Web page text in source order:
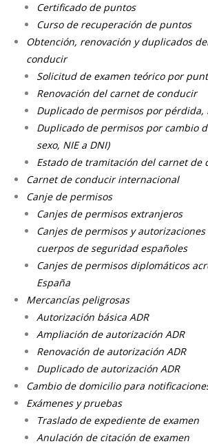
Certificado de puntos
Curso de recuperación de puntos
Obtención, renovación y duplicados
conducir
Solicitud de examen teórico por
Renovación del carnet de conducir
Duplicado de permisos por pérdida,
Duplicado de permisos por cambio
sexo, NIE a DNI)
Estado de tramitación del carnet de
Carnet de conducir internacional
Canje de permisos
Canjes de permisos extranjeros
Canjes de permisos y
cuerpos de seguridad españoles
Canjes de permisos diplomáticos
España
Mercancías peligrosas
Autorización básica ADR
Ampliación de autorización ADR
Renovación de autorización ADR
Duplicado de autorización ADR
Cambio de domicilio para
Exámenes y pruebas
Traslado de expediente de examen
Anulación de citación de examen